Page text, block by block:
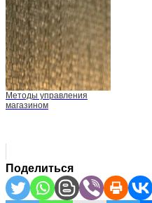
Методы управления
магазином
Поделиться